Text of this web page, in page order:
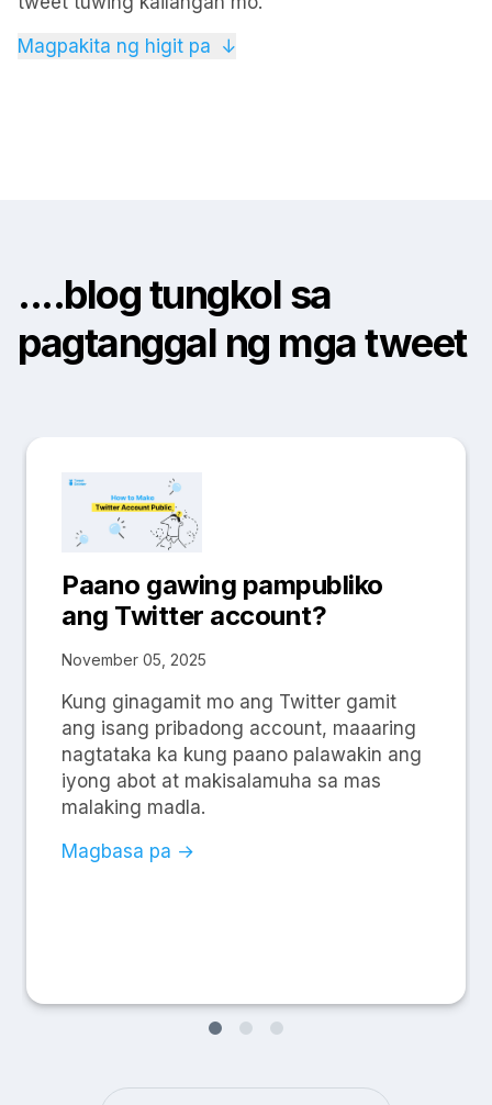
Gusto mo mang tanggalin nang regular ang mga
Magpakita ng higit pa ↓
....blog tungkol sa
pagtanggal ng mga tweet
Paano gawing pampubliko
ang Twitter account?
November 05, 2025
Kung ginagamit mo ang Twitter gamit
ang isang pribadong account, maaaring
nagtataka ka kung paano palawakin ang
iyong abot at makisalamuha sa mas
malaking madla.
Magbasa pa →